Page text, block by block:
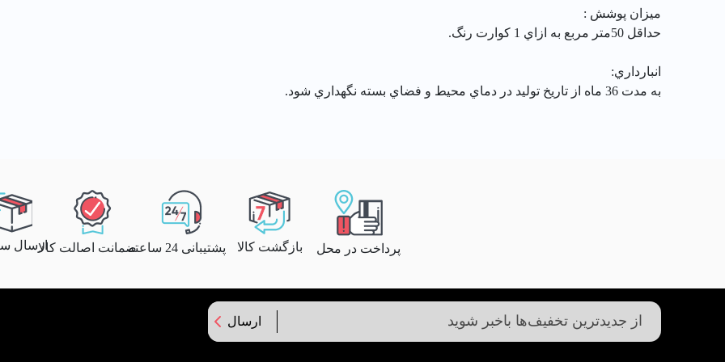
ميزان پوشش :
حداقل 50متر مربع به ازاي 1 كوارت رنگ.
انبارداري:
به مدت 36 ماه از تاريخ توليد در دماي محيط و فضاي بسته نگهداري شود.
پرداخت در محل بازگشت کالا پشتیبانی 24 ساعته ضمانت اصالت کالاارسال
ارسال